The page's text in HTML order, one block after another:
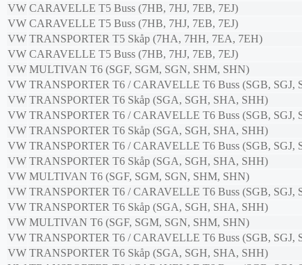
VW CARAVELLE T5 Buss (7HB, 7HJ, 7EB, 7EJ)
VW CARAVELLE T5 Buss (7HB, 7HJ, 7EB, 7EJ)
VW TRANSPORTER T5 Skåp (7HA, 7HH, 7EA, 7EH)
VW CARAVELLE T5 Buss (7HB, 7HJ, 7EB, 7EJ)
VW MULTIVAN T6 (SGF, SGM, SGN, SHM, SHN)
VW TRANSPORTER T6 / CARAVELLE T6 Buss (SGB, SGJ,
VW TRANSPORTER T6 Skåp (SGA, SGH, SHA, SHH)
VW TRANSPORTER T6 / CARAVELLE T6 Buss (SGB, SGJ,
VW TRANSPORTER T6 Skåp (SGA, SGH, SHA, SHH)
VW TRANSPORTER T6 / CARAVELLE T6 Buss (SGB, SGJ,
VW TRANSPORTER T6 Skåp (SGA, SGH, SHA, SHH)
VW MULTIVAN T6 (SGF, SGM, SGN, SHM, SHN)
VW TRANSPORTER T6 / CARAVELLE T6 Buss (SGB, SGJ,
VW TRANSPORTER T6 Skåp (SGA, SGH, SHA, SHH)
VW MULTIVAN T6 (SGF, SGM, SGN, SHM, SHN)
VW TRANSPORTER T6 / CARAVELLE T6 Buss (SGB, SGJ,
VW TRANSPORTER T6 Skåp (SGA, SGH, SHA, SHH)